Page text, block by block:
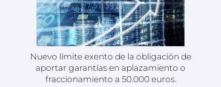
Nuevo límite exento de la obligación de
aportar garantías en aplazamiento o
fraccionamiento a 50.000 euros.